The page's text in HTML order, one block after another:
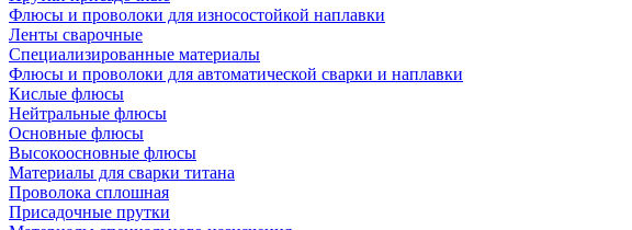
Флюсы и проволоки для износостойкой наплавки
Ленты сварочные
Специализированные материалы
Флюсы и проволоки для автоматической сварки и наплавки
Кислые флюсы
Нейтральные флюсы
Основные флюсы
Высокоосновные флюсы
Материалы для сварки титана
Проволока сплошная
Присадочные прутки